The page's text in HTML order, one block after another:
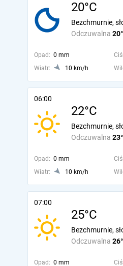
20°C
Odczuwalna
Bezchmurnie,
Opad: 0 mm
Wiatr:
10 km/h
06:00
22°C
Odczuwalna
Bezchmurnie,
Opad: 0 mm
Wiatr:
10 km/h
07:00
25°C
Odczuwalna
Bezchmurnie,
Opad: 0 mm